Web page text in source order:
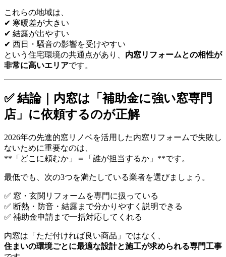
これらの地域は、
✔ 寒暖差が大きい
✔ 結露が出やすい
✔ 西日・騒音の影響を受けやすい
という住宅環境の共通点があり、 内窓リフォームとの相性が
非常に高いエリアです。
✅ 結論｜内窓は「補助金に強い窓専門
店」に依頼するのが正解
2026年の先進的窓リノベを活用した内窓リフォームで失敗し
ないために重要なのは、
**「どこに頼むか」＝「誰が担当するか」**です。
最低でも、次の3つを満たしている業者を選びましょう。
✅ 窓・玄関リフォームを専門に扱っている
✅ 断熱・防音・結露まで分かりやすく説明できる
✅ 補助金申請まで一括対応してくれる
内窓は「ただ付ければ良い商品」ではなく、
住まいの環境ごとに最適な設計と施工が求められる専門工事